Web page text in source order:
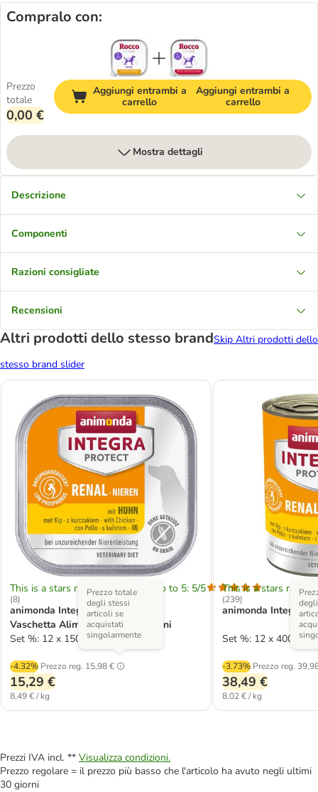
Compralo con:
Prezzo
totale
0,00 €
Aggiungi entrambi a
carrello
Aggiungi entrambi a
carrello
Mostra dettagli
Descrizione
Componenti
Razioni consigliate
Recensioni
Altri prodotti dello stesso brandSkip Altri prodotti dello
stesso brand slider
This is a stars rating area from zero to 5: 5/5
(8)
animonda Integra Protect Renal
Vaschetta Alimento umido per cani
Set %: 12 x 150 g Pollo
-4.32% Prezzo reg. 15,98 €
Prezzo totale
degli stessi
articoli se
acquistati
singolarmente
15,29 €
8,49 € / kg
This is a stars rating
(239)
animonda Integra
Set %: 12 x 400 g
-3.73% Prezzo reg.
38,49 €
8,02 € / kg
Prezzi IVA incl. ** Visualizza condizioni.
Prezzo regolare = il prezzo più basso che l'articolo ha avuto negli ultimi
30 giorni